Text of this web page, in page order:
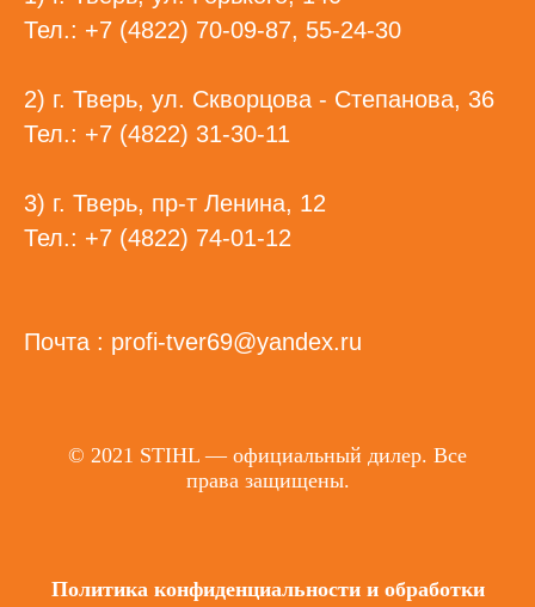
Тел.: +7 (4822) 70-09-87, 55-24-30
2) г. Тверь, ул. Скворцова - Степанова, 36
Тел.: +7 (4822) 31-30-11
3) г. Тверь, пр-т Ленина, 12
Тел.: +7 (4822) 74-01-12
Почта : profi-tver69@yandex.ru
© 2021 STIHL — официальный дилер. Все
права защищены.
Политика конфиденциальности и обработки